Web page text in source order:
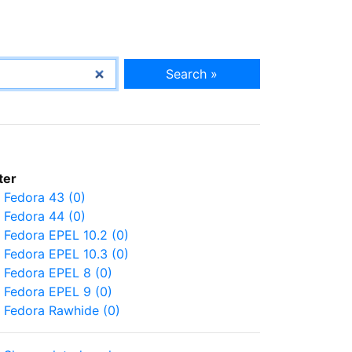
Search »
Fedora 43 (0)
Fedora 44 (0)
Fedora EPEL 10.2 (0)
Fedora EPEL 10.3 (0)
Fedora EPEL 8 (0)
Fedora EPEL 9 (0)
Fedora Rawhide (0)